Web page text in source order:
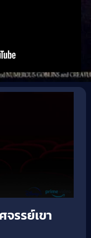
รรย์เขา